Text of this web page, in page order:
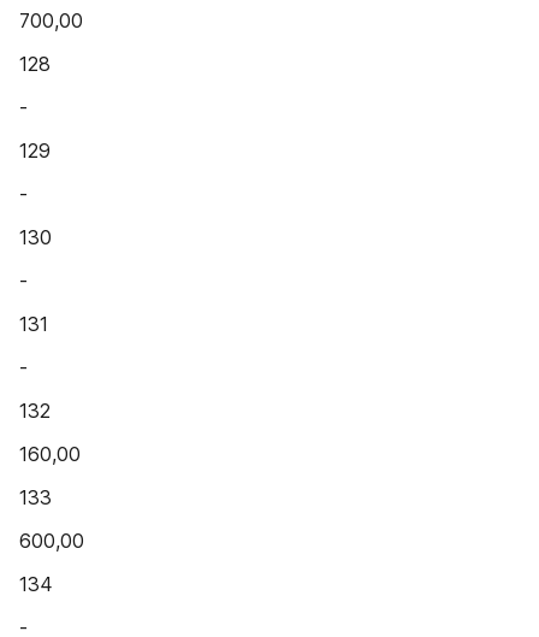
700,00
128
-
129
-
130
-
131
-
132
160,00
133
600,00
134
-